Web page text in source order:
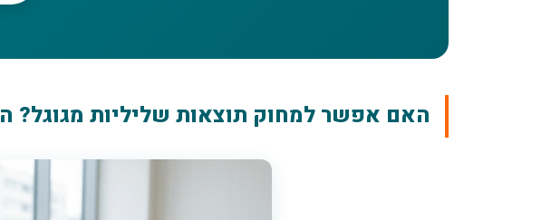
האם אפשר למחוק תוצאות שליליות מגוגל?